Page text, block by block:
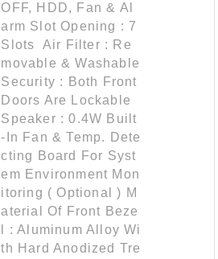
OFF, HDD, Fan & Al
arm Slot Opening : 7
Slots Air Filter : Re
movable & Washable
Security : Both Front
Doors Are Lockable
Speaker : 0.4W Built
-In Fan & Temp. Dete
cting Board For Syst
em Environment Mon
itoring ( Optional ) M
aterial Of Front Beze
l : Aluminum Alloy Wi
th Hard Anodized Tre